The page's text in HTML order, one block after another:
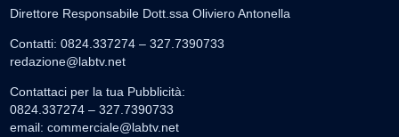
Direttore Responsabile Dott.ssa Oliviero Antonella
Contatti: 0824.337274 – 327.7390733
redazione@labtv.net
Contattaci per la tua Pubblicità:
0824.337274 – 327.7390733
email: commerciale@labtv.net